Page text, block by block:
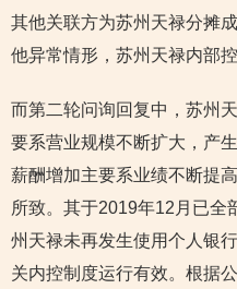
其他关联方为苏州天禄分摊
他异常情形，苏州天禄内部
而第二轮问询回复中，苏州
要系营业规模不断扩大，产
薪酬增加主要系业绩不断提
所致。其于2019年12月已全
州天禄未再发生使用个人银
关内控制度运行有效。根据